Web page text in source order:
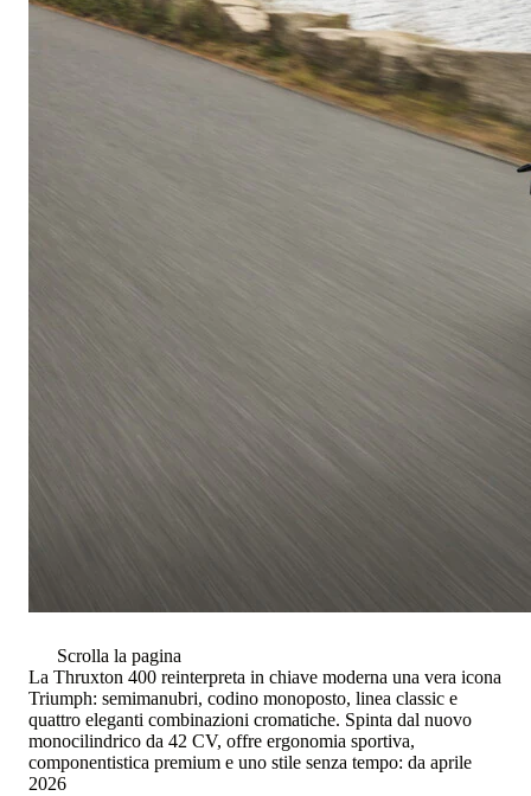
Scrolla la pagina
La Thruxton 400 reinterpreta in chiave moderna una vera icona
Triumph: semimanubri, codino monoposto, linea classic e
quattro eleganti combinazioni cromatiche. Spinta dal nuovo
monocilindrico da 42 CV, offre ergonomia sportiva,
componentistica premium e uno stile senza tempo: da aprile
2026